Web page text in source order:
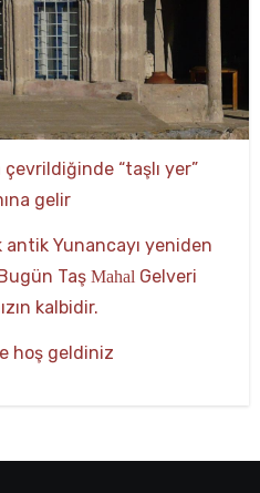
çevrildiğinde “taşlı yer”
gelir
Yunancayı yeniden
Taş Mahal Gelveri
kalbidir.
hoş geldiniz